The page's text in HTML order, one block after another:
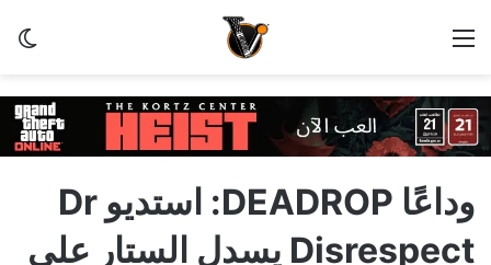
القائمة
وداعًا DEADROP: استديو Dr
Disrespect يسدل الستار على